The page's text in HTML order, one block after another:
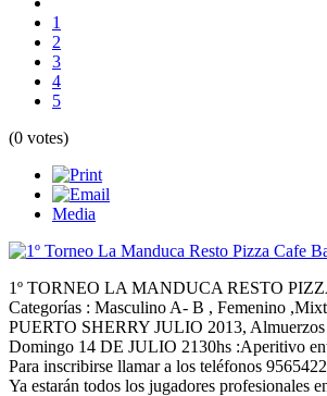
1
2
3
4
5
(0 votes)
Media
1º TORNEO LA MANDUCA RESTO
Categorías : Masculino A- B , Femenino
PUERTO SHERRY JULIO 2013, Almuerzos
Domingo 14 DE JULIO 2130hs :Aperitivo
Para inscribirse llamar a los teléfonos
Ya estarán todos los jugadores profesionales